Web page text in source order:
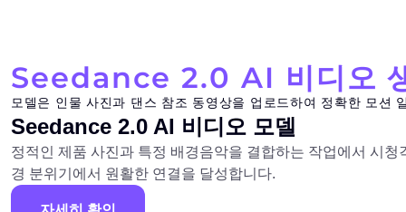
Seedance 2.0 AI 비디오
모델은 인물 사진과 댄스 참조 동영상을 업로드하여 정확한 모션
Seedance 2.0 AI 비디오 모델
정적인 제품 사진과 특정 배경음악을 결합하는 작업에서 시
경 분위기에서 원활한 연결을 달성합니다.